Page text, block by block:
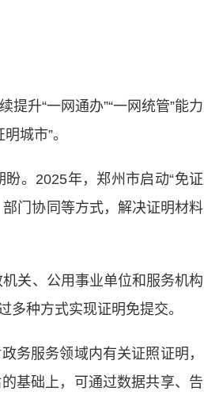
升“一网通办”“一网统管”能力
城市”。
。2025年，郑州市启动“免证
门协同等方式，解决证明材料
关、公用事业单位和服务机构
种方式实现证明免提交。
服务领域内有关证照证明，
基础上，可通过数据共享、告